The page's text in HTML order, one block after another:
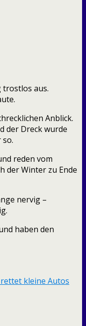
trostlos aus.
Anblick.
der Dreck wurde
so.
reden vom
der Winter zu Ende
nervig –
haben den
kleine Autos